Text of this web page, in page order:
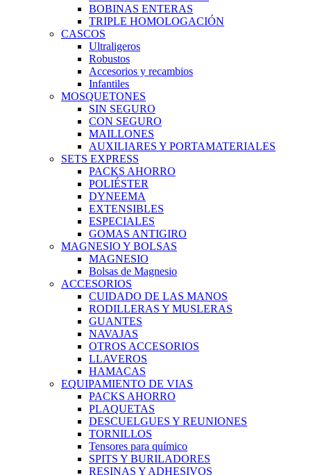
BOBINAS ENTERAS
TRIPLE HOMOLOGACIÓN
CASCOS
Ultraligeros
Robustos
Accesorios y recambios
Infantiles
MOSQUETONES
SIN SEGURO
CON SEGURO
MAILLONES
AUXILIARES Y PORTAMATERIALES
SETS EXPRESS
PACKS AHORRO
POLIÉSTER
DYNEEMA
EXTENSIBLES
ESPECIALES
GOMAS ANTIGIRO
MAGNESIO Y BOLSAS
MAGNESIO
Bolsas de Magnesio
ACCESORIOS
CUIDADO DE LAS MANOS
RODILLERAS Y MUSLERAS
GUANTES
NAVAJAS
OTROS ACCESORIOS
LLAVEROS
HAMACAS
EQUIPAMIENTO DE VIAS
PACKS AHORRO
PLAQUETAS
DESCUELGUES Y REUNIONES
TORNILLOS
Tensores para químico
SPITS Y BURILADORES
RESINAS Y ADHESIVOS